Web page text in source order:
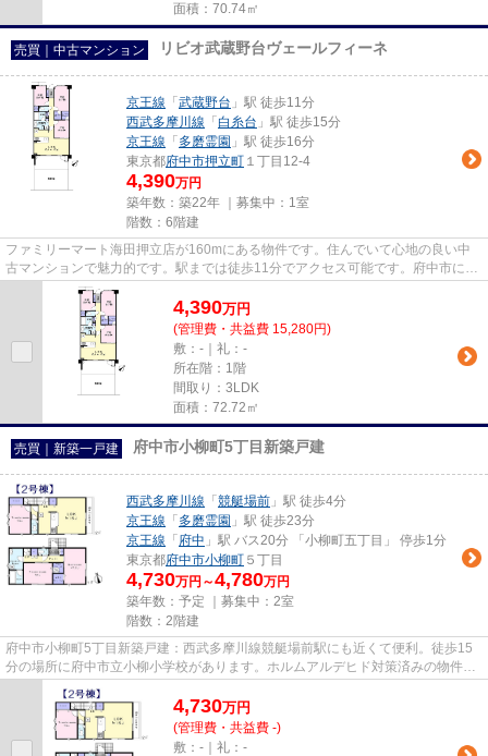
面積：70.74㎡
売買｜中古マンション リビオ武蔵野台ヴェールフィーネ
京王線 「 武蔵野台 」駅 徒歩11分
西武多摩川線 「 白糸台 」駅 徒歩15分
京王線 「 多磨霊園 」駅 徒歩16分
東京都府中市押立町 １丁目12-4
4,390万円
築年数：築22年 ｜募集中： 1室
階数：6階建
ファミリーマート海田押立店が160mにある物件です。住んでいて心地の良い中
古マンションで魅力的です。駅までは徒歩11分でアクセス可能です。府中市に点
在している物件のことなら、LIX...
4,390万円
(管理費・共益費 15,280円)
敷：-｜礼：-
所在階：1階
間取り：3LDK
面積：72.72㎡
売買｜新築一戸建 府中市小柳町5丁目新築戸建
西武多摩川線 「 競艇場前 」駅 徒歩4分
京王線 「 多磨霊園 」駅 徒歩23分
京王線 「 府中 」駅 バス20分 「小柳町五丁目」 停歩1分
東京都府中市小柳町 ５丁目
4,730万円～4,780万円
築年数：予定 ｜募集中： 2室
階数：2階建
府中市小柳町5丁目新築戸建：西武多摩川線競艇場前駅にも近くて便利。徒歩15
分の場所に府中市立小柳小学校があります。ホルムアルデヒド対策済みの物件で
すので、健康リスクが少ないで...
4,730万円
(管理費・共益費 -)
敷：-｜礼：-